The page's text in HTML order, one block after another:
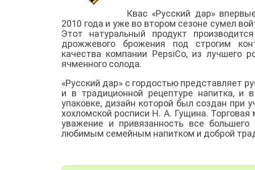
Квас «Русский дар»
2010 года и уже во втором сезоне сумел
Этот натуральный продукт
дрожжевого брожения под строгим
качества компании PepsiCo, из лучшего
ячменного солода.
«Русский дар» с гордостью представляет
и в традиционной рецептуре напитка, и
упаковке, дизайн которой был создан при
хохломской росписи Н. А. Гущина.
уважение и привязанность все
любимым семейным напитком и доброй